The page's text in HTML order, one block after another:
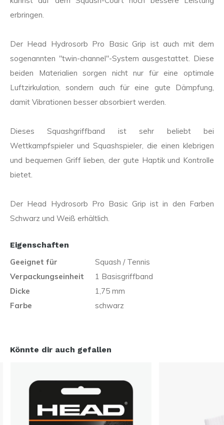
erbringen.
Der Head Hydrosorb Pro Basic Grip ist auch mit dem
sogenannten "twin-channel"-System ausgestattet. Diese
beiden Materialien sorgen nicht nur für eine optimale
Luftzirkulation, sondern auch für eine gute Dämpfung,
damit Vibrationen besser absorbiert werden.
Dieses Squashgriffband ist sehr beliebt bei
Wettkampfspieler und Squashspieler, die einen klebrigen
und bequemen Griff lieben, der gute Haptik und Kontrolle
bietet.
Der Head Hydrosorb Pro Basic Grip ist in den Farben
Schwarz und Weiß erhältlich.
Eigenschaften
Geeignet für
Squash / Tennis
Verpackungseinheit
1 Basisgriffband
Dicke
1,75 mm
Farbe
schwarz
Könnte dir auch gefallen